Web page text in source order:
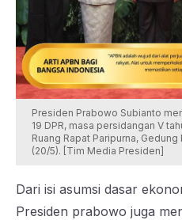
Presiden Prabowo Subianto
19 DPR, masa persidangan V
Ruang Rapat Paripurna,
(20/5). [Tim Media Presiden]
​Dari isi asumsi dasar
Presiden prabowo juga